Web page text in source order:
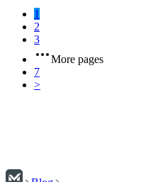
1
2
3
More pages
7
>